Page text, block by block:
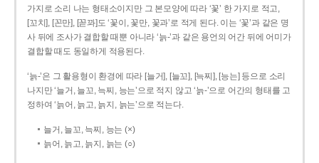
가지로 소리 나는 형태소이지만 그 본모양에 따라 ‘꽃’ 한 가지로 적고,
[꼬치], [꼰만], [꼳꽈]도 ‘꽃이, 꽃만, 꽃과’로 적게 된다. 이는 ‘꽃’과 같은 명
사 뒤에 조사가 결합할 때뿐 아니라 ‘늙-’과 같은 용언의 어간 뒤에 어미가
결합할 때도 동일하게 적용된다.
‘늙-’은 그 활용형이 환경에 따라 [늘거], [늘꼬], [늑찌], [능는] 등으로 소리
나지만 ‘늘거, 늘꼬, 늑찌, 능는’으로 적지 않고 ‘늙-’으로 어간의 형태를 고
정하여 ‘늙어, 늙고, 늙지, 늙는’으로 적는다.
늘거, 늘꼬, 늑찌, 능는 (×)
늙어, 늙고, 늙지, 늙는 (○)